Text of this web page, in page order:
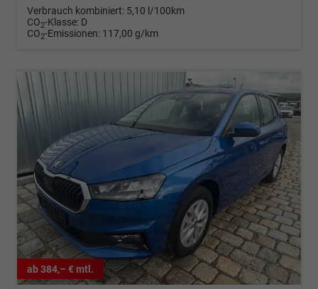
Verbrauch kombiniert: 5,10 l/100km
CO2-Klasse: D
CO2-Emissionen: 117,00 g/km
ab 384,– € mtl.